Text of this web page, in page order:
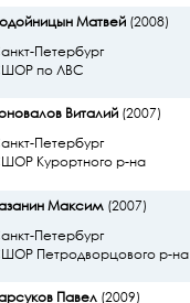
Матвей(2008)
Петербург
по ЛВС
Виталий(2007)
Петербург
Курортного р-на
Максим(2007)
Петербург
Петродворцового р-на
Павел(2009)